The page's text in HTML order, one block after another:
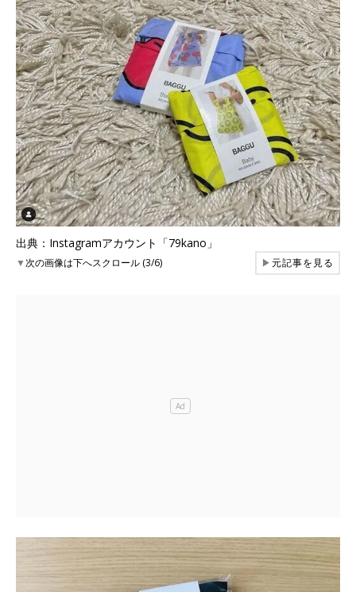
出典：Instagramアカウント「79kano」
▼次の画像は下へスクロール (3/6) ▶元記事を見る